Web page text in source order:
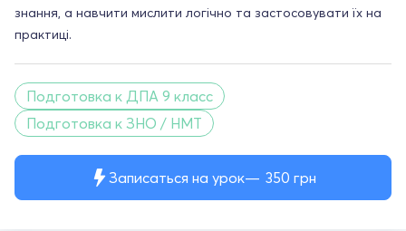
Записаться на урок 350 грн
знання, а навчити мислити логічно та застосовувати їх на
практиці.
Подготовка к ДПА 9 класс
Подготовка к ЗНО / НМТ